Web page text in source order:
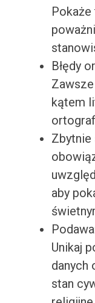
Błędy
kątem
Zbytnie
aby
Unikaj
danych
stan